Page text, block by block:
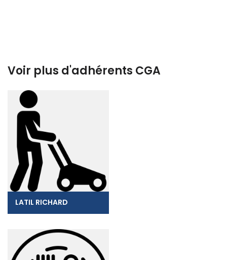
Voir plus d'adhérents CGA
LATIL RICHARD